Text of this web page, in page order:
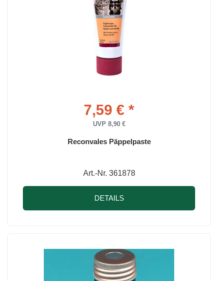
7,59 € *
UVP 8,90 €
Reconvales Päppelpaste
Art.-Nr. 361878
DETAILS